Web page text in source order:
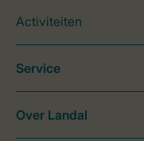
Activiteiten
Service
Over Landal